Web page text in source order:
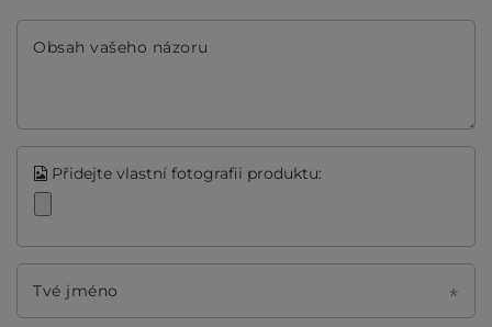
Obsah vašeho názoru
Přidejte vlastní fotografii produktu:
Tvé jméno